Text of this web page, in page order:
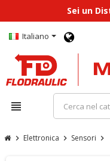
Sei un
Italiano
view_headline
chevron_right Elettronica chevron_right Sensori chevron_right